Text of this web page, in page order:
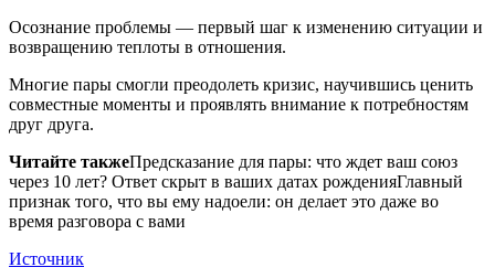
Осознание проблемы — первый шаг к изменению ситуации и
возвращению теплоты в отношения.
Многие пары смогли преодолеть кризис, научившись ценить
совместные моменты и проявлять внимание к потребностям
друг друга.
Читайте такжеПредсказание для пары: что ждет ваш союз
через 10 лет? Ответ скрыт в ваших датах рожденияГлавный
признак того, что вы ему надоели: он делает это даже во
время разговора с вами
Источник